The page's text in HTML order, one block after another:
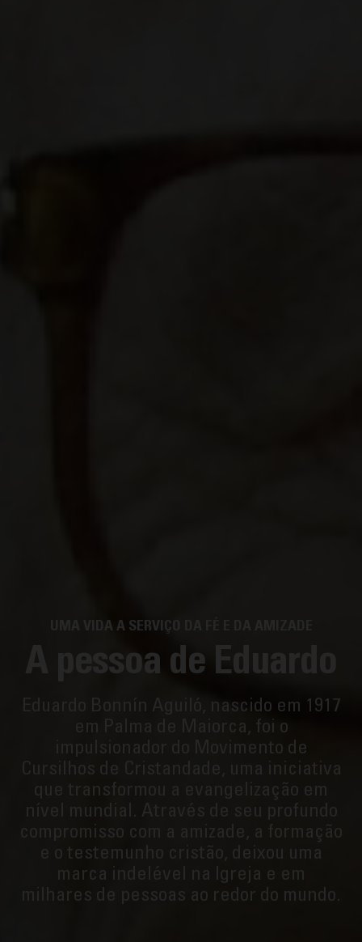
UMA VIDA A SERVIÇO DA FÉ E DA AMIZADE
A pessoa de Eduardo
Eduardo Bonnín Aguiló, nascido em 1917
em Palma de Maiorca, foi o
impulsionador do Movimento de
Cursilhos de Cristandade, uma iniciativa
que transformou a evangelização em
nível mundial. Através de seu profundo
compromisso com a amizade, a formação
e o testemunho cristão, deixou uma
marca indelével na Igreja e em
milhares de pessoas ao redor do mundo.